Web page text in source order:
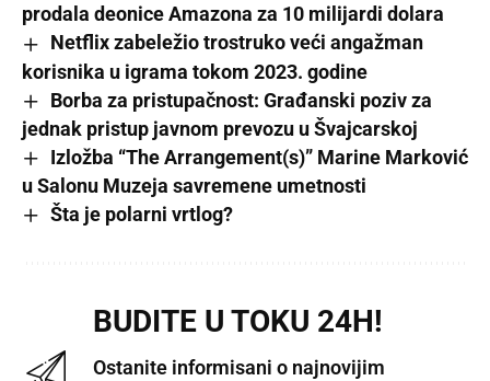
prodala deonice Amazona za 10 milijardi dolara
Netflix zabeležio trostruko veći angažman
korisnika u igrama tokom 2023. godine
Borba za pristupačnost: Građanski poziv za
jednak pristup javnom prevozu u Švajcarskoj
Izložba “The Arrangement(s)” Marine Marković
u Salonu Muzeja savremene umetnosti
Šta je polarni vrtlog?
BUDITE U TOKU 24H!
Ostanite informisani o najnovijim